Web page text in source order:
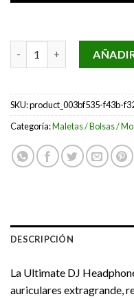
UL DIGI HEADPHONE
SKU:product_003bf535-f43b-
Categoría:Maletas / Bolsas /
DESCRIPCIÓN
La Ultimate DJ
auriculares extragrande,